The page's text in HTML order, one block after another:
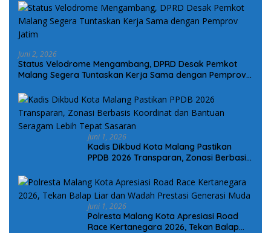
Juni 2, 2026
Status Velodrome Mengambang, DPRD Desak Pemkot
Malang Segera Tuntaskan Kerja Sama dengan Pemprov
Juni 1, 2026
Kadis Dikbud Kota Malang Pastikan
PPDB 2026 Transparan, Zonasi Berbasis
Tepat Sasaran
Juni 1, 2026
Polresta Malang Kota Apresiasi Road
Race Kertanegara 2026, Tekan Balap